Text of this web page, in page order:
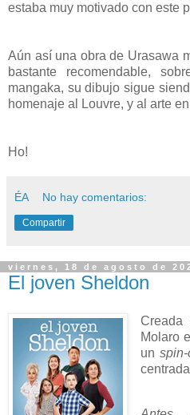
estaba muy motivado con este
Aún así una obra de Urasawa
bastante recomendable,
mangaka, su dibujo sigue
homenaje al Louvre, y al arte
Ho!
ÉA No hay comentarios:
Compartir
viernes, 18 de agosto de
El joven Sheldon
Creada
Molaro
un spin-